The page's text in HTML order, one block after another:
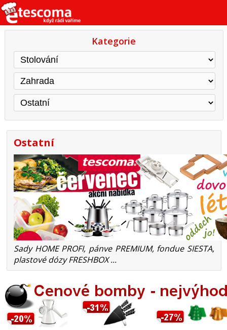
Kategorie
Ostatní
Sady HOME PROFI, pánve PREMIUM, fondue SIESTA,
plastové dózy FRESHBOX ...